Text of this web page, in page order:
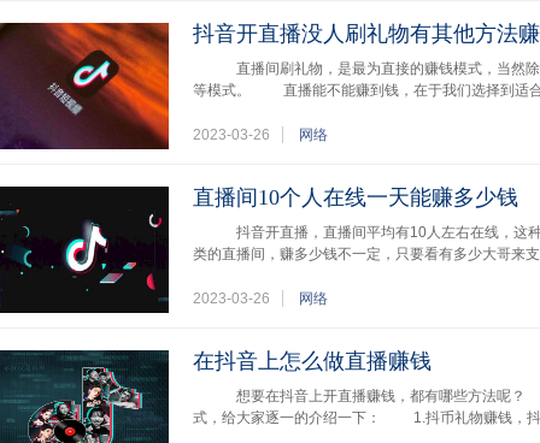
抖音开直播没人刷礼物有其他方法
直播间刷礼物，是最为直接的赚钱模式，当然除
等模式。 直播能不能赚到钱，在于我们选择到
2023-03-26 网络
直播间10个人在线一天能赚多少钱
抖音开直播，直播间平均有10人左右在线，这
类的直播间，赚多少钱不一定，只要看有多少大哥来
2023-03-26 网络
在抖音上怎么做直播赚钱
想要在抖音上开直播赚钱，都有哪些方法呢？
式，给大家逐一的介绍一下： 1.抖币礼物赚钱，抖